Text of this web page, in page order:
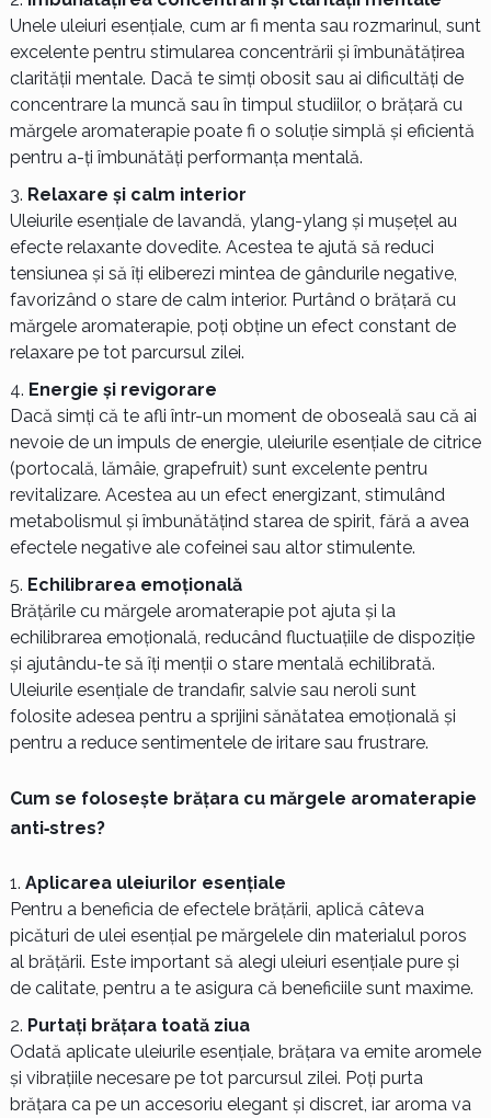
Unele uleiuri esențiale, cum ar fi menta sau rozmarinul, sunt
excelente pentru stimularea concentrării și îmbunătățirea
clarității mentale. Dacă te simți obosit sau ai dificultăți de
concentrare la muncă sau în timpul studiilor, o brățară cu
mărgele aromaterapie poate fi o soluție simplă și eficientă
pentru a-ți îmbunătăți performanța mentală.
Relaxare și calm interior
Uleiurile esențiale de lavandă, ylang-ylang și mușețel au
efecte relaxante dovedite. Acestea te ajută să reduci
tensiunea și să îți eliberezi mintea de gândurile negative,
favorizând o stare de calm interior. Purtând o brățară cu
mărgele aromaterapie, poți obține un efect constant de
relaxare pe tot parcursul zilei.
Energie și revigorare
Dacă simți că te afli într-un moment de oboseală sau că ai
nevoie de un impuls de energie, uleiurile esențiale de citrice
(portocală, lămâie, grapefruit) sunt excelente pentru
revitalizare. Acestea au un efect energizant, stimulând
metabolismul și îmbunătățind starea de spirit, fără a avea
efectele negative ale cofeinei sau altor stimulente.
Echilibrarea emoțională
Brățările cu mărgele aromaterapie pot ajuta și la
echilibrarea emoțională, reducând fluctuațiile de dispoziție
și ajutându-te să îți menții o stare mentală echilibrată.
Uleiurile esențiale de trandafir, salvie sau neroli sunt
folosite adesea pentru a sprijini sănătatea emoțională și
pentru a reduce sentimentele de iritare sau frustrare.
Cum se folosește brățara cu mărgele aromaterapie
anti‑stres?
Aplicarea uleiurilor esențiale
Pentru a beneficia de efectele brățării, aplică câteva
picături de ulei esențial pe mărgelele din materialul poros
al brățării. Este important să alegi uleiuri esențiale pure și
de calitate, pentru a te asigura că beneficiile sunt maxime.
Purtați brățara toată ziua
Odată aplicate uleiurile esențiale, brățara va emite aromele
și vibrațiile necesare pe tot parcursul zilei. Poți purta
brățara ca pe un accesoriu elegant și discret, iar aroma va